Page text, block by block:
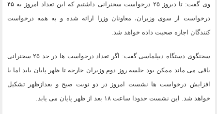
وی گفت: تا دیروز ۲۵ درخواست سخنرانی داشتیم که این تعداد امروز به ۴۵
درخواست از سوی وزیران، معاونان وزرا ارائه شده و به همه درخواست
کنندگان اجازه صحبت داده خواهد شد.
سخنگوی دستگاه دیپلماسی گفت: اگر تعداد درخواست ها در حد ۲۵ سخنرانی
باقی می ماند ممکن بود جلسه روز دوم وزیران خارجه تا ظهر پایان یابد اما با
افزایش درخواست ها نشست امروز در دو نوبت صبح و بعدازظهر تشکیل
خواهد شد. این نشست حدودا ساعت ۱۸ بعد از ظهر پایان می یابد.